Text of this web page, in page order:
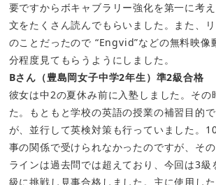
要ですからボキャブラリー強化を第一に考
文をたくさん読んでもらいました。また、
のことだったので “Engvid”などの無料映像
分程度見てもらうようにしました。
Bさん（豊島岡女子中学2年生）準2級合格
彼女は中2の夏休み前に入塾しました。その
た。もともと学校の英語の授業の補習目的
が、並行して英検対策も行っていました。
事の関係で受けられなかったのですが、そ
ラインは過去問では超えており、今回は3級
級に挑戦し見事合格しました。主に使用し